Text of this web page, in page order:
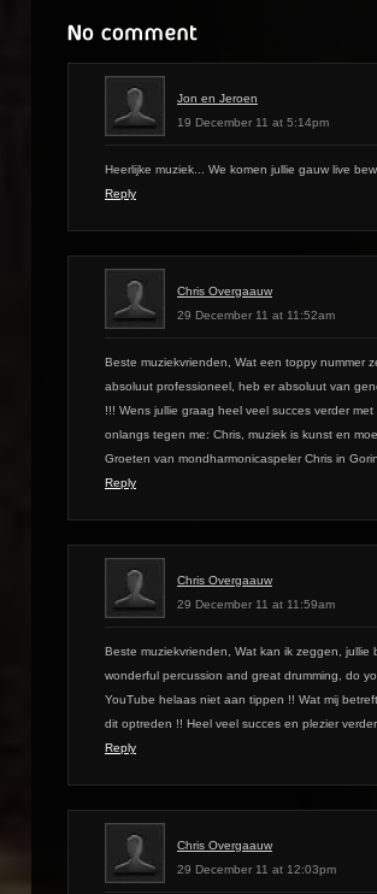
Jon en Jeroen
19 December 11 at 5:14pm
Heerlijke muziek... We komen jullie gauw live
Reply
Chris Overgaauw
29 December 11 at 11:52am
Beste muziekvrienden, Wat een toppy nummer
absoluut professioneel, heb er absoluut van
!!! Wens jullie graag heel veel succes verder
onlangs tegen me: Chris, muziek is kunst en
Groeten van mondharmonicaspeler Chris in
Reply
Chris Overgaauw
29 December 11 at 11:59am
Beste muziekvrienden, Wat kan ik zeggen,
wonderful percussion and great drumming, do
YouTube helaas niet aan tippen !! Wat mij
dit optreden !! Heel veel succes en plezier
Reply
Chris Overgaauw
29 December 11 at 12:03pm